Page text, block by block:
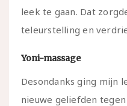
leek te gaan. Dat
teleurstelling en
Yoni-massage
Desondanks ging mijn
nieuwe geliefden